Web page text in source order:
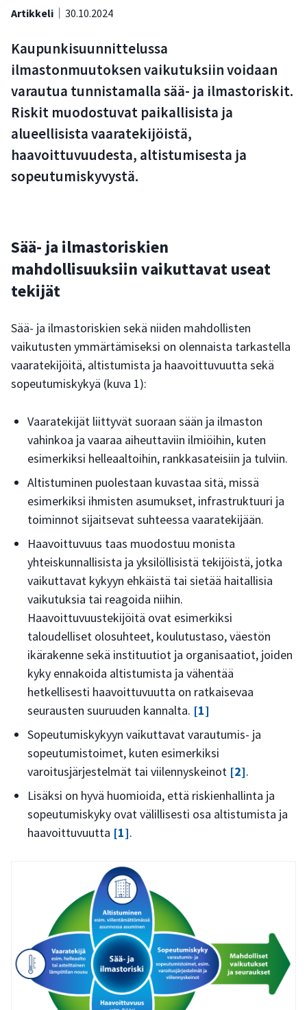
Artikkeli 30.10.2024
Kaupunkisuunnittelussa
ilmastonmuutoksen vaikutuksiin voidaan
varautua tunnistamalla sää- ja ilmastoriskit.
Riskit muodostuvat paikallisista ja
alueellisista vaaratekijöistä,
haavoittuvuudesta, altistumisesta ja
sopeutumiskyvystä.
Sää- ja ilmastoriskien
mahdollisuuksiin vaikuttavat useat
tekijät
Sää- ja ilmastoriskien sekä niiden mahdollisten
vaikutusten ymmärtämiseksi on olennaista tarkastella
vaaratekijöitä, altistumista ja haavoittuvuutta sekä
sopeutumiskykyä (kuva 1):
Vaaratekijät liittyvät suoraan sään ja ilmaston
vahinkoa ja vaaraa aiheuttaviin ilmiöihin, kuten
esimerkiksi helleaaltoihin, rankkasateisiin ja tulviin.
Altistuminen puolestaan kuvastaa sitä, missä
esimerkiksi ihmisten asumukset, infrastruktuuri ja
toiminnot sijaitsevat suhteessa vaaratekijään.
Haavoittuvuus taas muodostuu monista
yhteiskunnallisista ja yksilöllisistä tekijöistä, jotka
vaikuttavat kykyyn ehkäistä tai sietää haitallisia
vaikutuksia tai reagoida niihin.
Haavoittuvuustekijöitä ovat esimerkiksi
taloudelliset olosuhteet, koulutustaso, väestön
ikärakenne sekä instituutiot ja organisaatiot, joiden
kyky ennakoida altistumista ja vähentää
hetkellisesti haavoittuvuutta on ratkaisevaa
seurausten suuruuden kannalta. [1]
Sopeutumiskykyyn vaikuttavat varautumis- ja
sopeutumistoimet, kuten esimerkiksi
varoitusjärjestelmät tai viilennyskeinot [2].
Lisäksi on hyvä huomioida, että riskienhallinta ja
sopeutumiskyky ovat välillisesti osa altistumista ja
haavoittuvuutta [1].